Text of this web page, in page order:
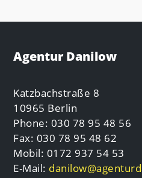
Agentur Danilow
Katzbachstraße 8
10965 Berlin
Phone: 030 78 95 48 56
Fax: 030 78 95 48 62
Mobil: 0172 937 54 53
E-Mail: